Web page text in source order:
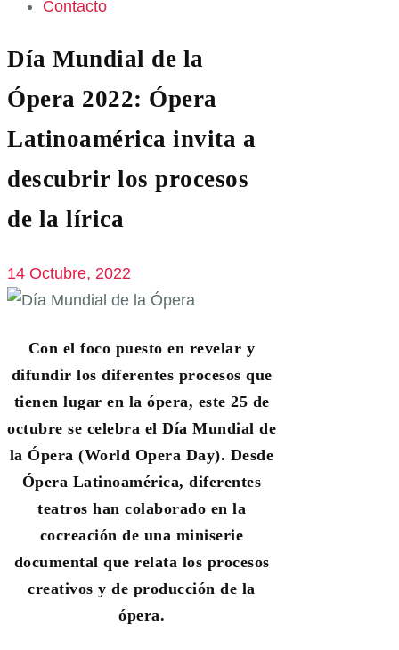
Contacto
Día Mundial de la
Ópera 2022: Ópera
Latinoamérica invita a
descubrir los procesos
de la lírica
14 Octubre, 2022
Con el foco puesto en revelar y
difundir los diferentes procesos que
tienen lugar en la ópera, este 25 de
octubre se celebra el Día Mundial de
la Ópera (World Opera Day). Desde
Ópera Latinoamérica, diferentes
teatros han colaborado en la
cocreación de una miniserie
documental que relata los procesos
creativos y de producción de la
ópera.